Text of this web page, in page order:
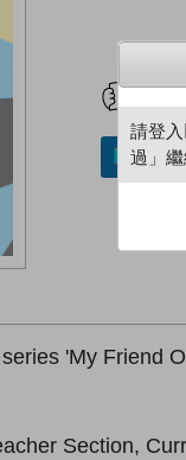
加
'My Friend
Section,
請登
過」繼